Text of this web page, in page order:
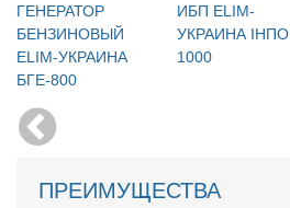
ГЕНЕРАТОР
БЕНЗИНОВЫЙ
ELIM-УКРАИНА
БГЕ-800
ИБП ELIM-
УКРАИНА ІНПО
1000
ПРЕИМУЩЕСТВА